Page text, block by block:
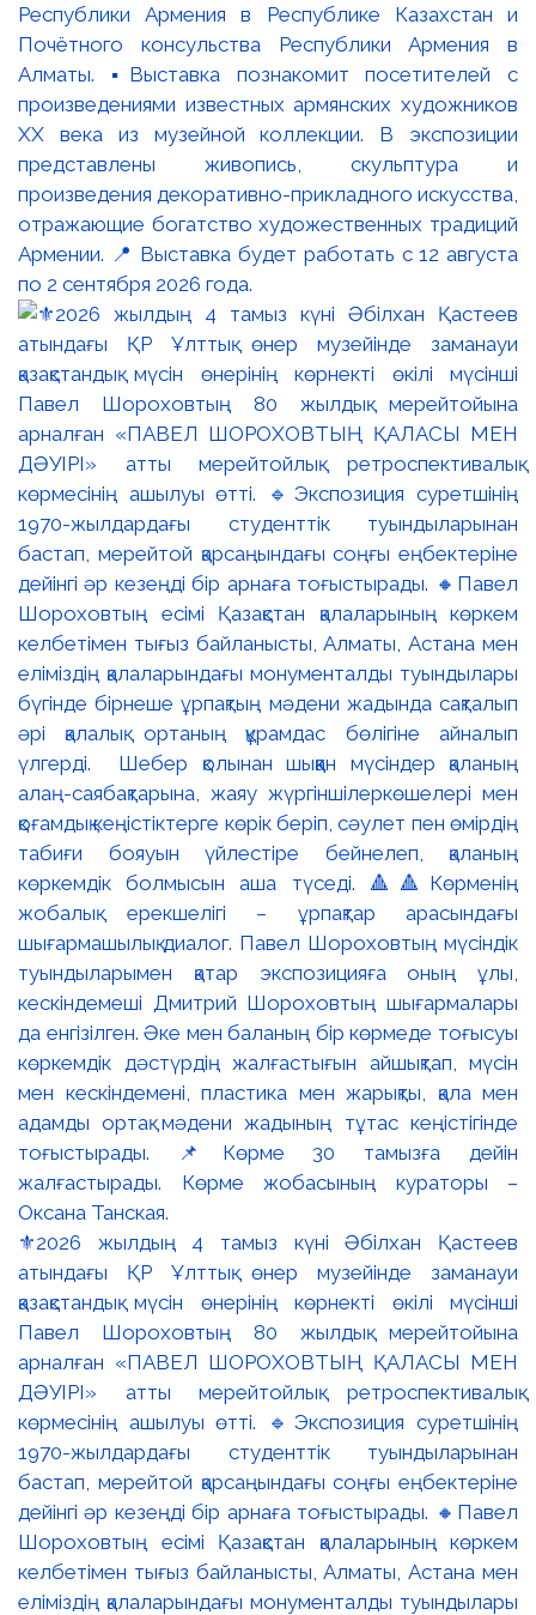
Республики Армения в Республике Казахстан и
Почётного консульства Республики Армения в
Алматы. ▪️Выставка познакомит посетителей с
произведениями известных армянских художников
XX века из музейной коллекции. В экспозиции
представлены живопись, скульптура и
произведения декоративно-прикладного искусства,
отражающие богатство художественных традиций
Армении. 📍 Выставка будет работать с 12 августа
по 2 сентября 2026 года.
⚜️2026 жылдың 4 тамыз күні Әбілхан Қастеев
атындағы ҚР Ұлттық өнер музейінде заманауи
қазақстандық мүсін өнерінің көрнекті өкілі мүсінші
Павел Шороховтың 80 жылдық мерейтойына
арналған «ПАВЕЛ ШОРОХОВТЫҢ ҚАЛАСЫ МЕН
ДӘУІРІ» атты мерейтойлық ретроспективалық
көрмесінің ашылуы өтті. 🔹Экспозиция суретшінің
1970-жылдардағы студенттік туындыларынан
бастап, мерейтой қарсаңындағы соңғы еңбектеріне
дейінгі әр кезеңді бір арнаға тоғыстырады. 🔸Павел
Шороховтың есімі Қазақстан қалаларының көркем
келбетімен тығыз байланысты, Алматы, Астана мен
еліміздің қалаларындағы монументалды туындылары